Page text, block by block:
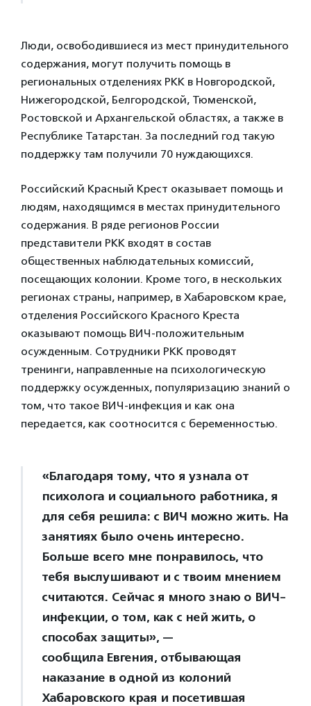
Люди, освободившиеся из мест принудительного
содержания, могут получить помощь в
региональных отделениях РКК в Новгородской,
Нижегородской, Белгородской, Тюменской,
Ростовской и Архангельской областях, а также в
Республике Татарстан. За последний год такую
поддержку там получили 70 нуждающихся.
Российский Красный Крест оказывает помощь и
людям, находящимся в местах принудительного
содержания. В ряде регионов России
представители РКК входят в состав
общественных наблюдательных комиссий,
посещающих колонии. Кроме того, в нескольких
регионах страны, например, в Хабаровском крае,
отделения Российского Красного Креста
оказывают помощь ВИЧ-положительным
осужденным. Сотрудники РКК проводят
тренинги, направленные на психологическую
поддержку осужденных, популяризацию знаний о
том, что такое ВИЧ-инфекция и как она
передается, как соотносится с беременностью.
«Благодаря тому, что я узнала от
психолога и социального работника, я
для себя решила: с ВИЧ можно жить. На
занятиях было очень интересно.
Больше всего мне понравилось, что
тебя выслушивают и с твоим мнением
считаются. Сейчас я много знаю о ВИЧ-
инфекции, о том, как с ней жить, о
способах защиты», —
сообщила Евгения, отбывающая
наказание в одной из колоний
Хабаровского края и посетившая